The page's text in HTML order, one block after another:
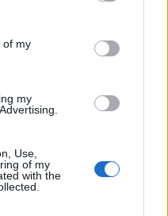
of my
my
Use,
of my
with the